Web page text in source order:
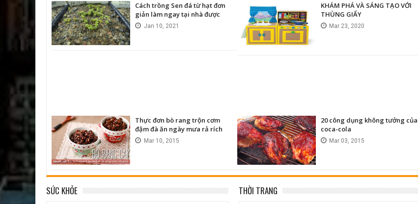
Cách trồng Sen đá từ hạt đơn
giản làm ngay tại nhà được
Jan 10, 2021
KHÁM PHÁ VÀ SÁNG TẠO VỚI
THÙNG GIẤY
Mar 23, 2020
Thực đơn bò rang trộn cơm
đậm đà ăn ngày mưa rả rích
Mar 10, 2015
20 công dụng không tưởng của
coca-cola
Mar 03, 2015
SỨC KHỎE THỜI TRANG